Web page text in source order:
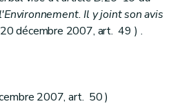
Il y joint son avis
décembre 2007, art. 49 ) .
2007, art. 50 )